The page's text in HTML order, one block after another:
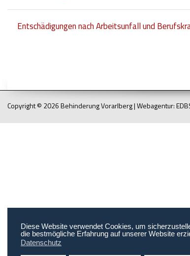
Diese Website verwendet Cookies, um
die bestmögliche Erfahrung auf unserer Website
Datenschutz
Entschädigungen nach Arbeitsunfall und
Copyright © 2026 Behinderung Vorarlberg | Webagentur: